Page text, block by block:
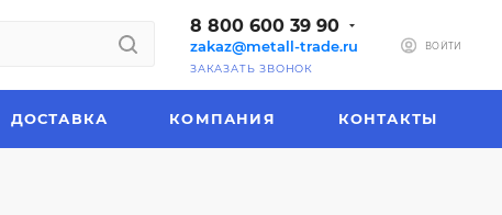
8 800 600 39 90
zakaz@metall-trade.ru
ЗАКАЗАТЬ ЗВОНОК
ВОЙТИ
ДОСТАВКА КОМПАНИЯ КОНТАКТЫ